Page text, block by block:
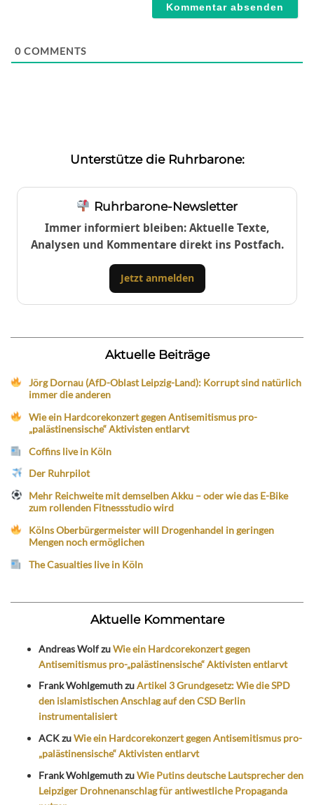
0 COMMENTS
Unterstütze die Ruhrbarone:
Ruhrbarone-Newsletter
Immer informiert bleiben: Aktuelle Texte,
Analysen und Kommentare direkt ins Postfach.
Jetzt anmelden
Aktuelle Beiträge
Jörg Dornau (AfD-Oblast Leipzig-Land): Korrupt sind natürlich
immer die anderen
Wie ein Hardcorekonzert gegen Antisemitismus pro-
„palästinensische“ Aktivisten entlarvt
Coffins live in Köln
Der Ruhrpilot
Mehr Reichweite mit demselben Akku – oder wie das E-Bike
zum rollenden Fitnessstudio wird
Kölns Oberbürgermeister will Drogenhandel in geringen
Mengen noch ermöglichen
The Casualties live in Köln
Aktuelle Kommentare
Andreas WolfzuWie ein Hardcorekonzert gegen
Antisemitismus pro-„palästinensische“ Aktivisten entlarvt
Frank WohlgemuthzuArtikel 3 Grundgesetz: Wie die SPD
den islamistischen Anschlag auf den CSD Berlin
instrumentalisiert
ACKzuWie ein Hardcorekonzert gegen Antisemitismus pro-
„palästinensische“ Aktivisten entlarvt
Frank WohlgemuthzuWie Putins deutsche Lautsprecher den
Leipziger Drohnenanschlag für antiwestliche Propaganda